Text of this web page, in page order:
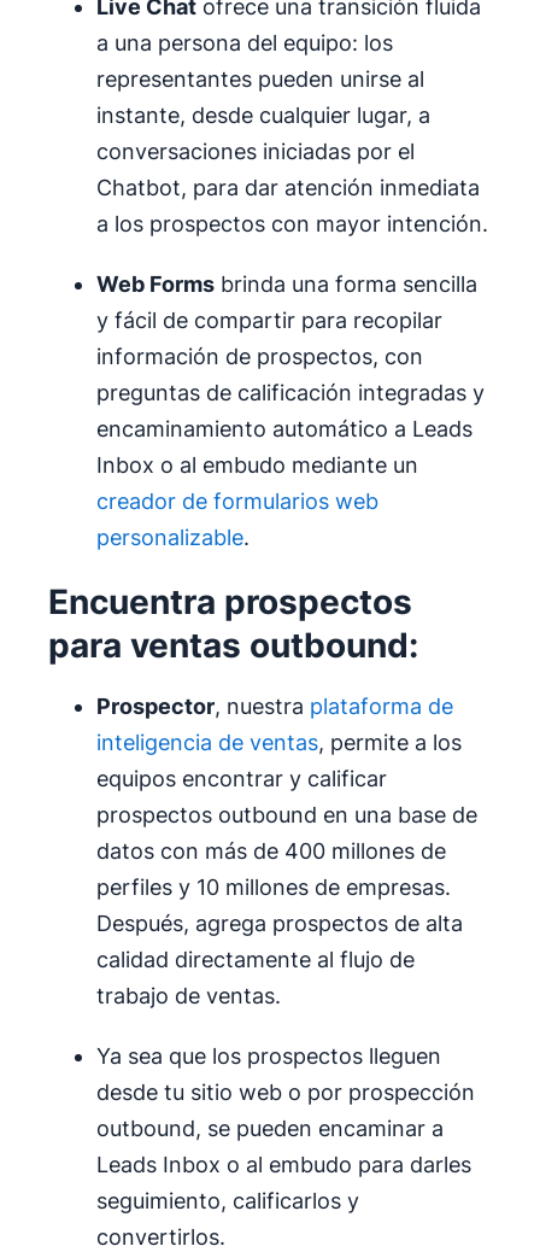
Live Chat ofrece una transición fluida
a una persona del equipo: los
representantes pueden unirse al
instante, desde cualquier lugar, a
conversaciones iniciadas por el
Chatbot, para dar atención inmediata
a los prospectos con mayor intención.
Web Forms brinda una forma sencilla
y fácil de compartir para recopilar
información de prospectos, con
preguntas de calificación integradas y
encaminamiento automático a Leads
Inbox o al embudo mediante un
creador de formularios web
personalizable.
Encuentra prospectos
para ventas outbound:
Prospector, nuestra plataforma de
inteligencia de ventas, permite a los
equipos encontrar y calificar
prospectos outbound en una base de
datos con más de 400 millones de
perfiles y 10 millones de empresas.
Después, agrega prospectos de alta
calidad directamente al flujo de
trabajo de ventas.
Ya sea que los prospectos lleguen
desde tu sitio web o por prospección
outbound, se pueden encaminar a
Leads Inbox o al embudo para darles
seguimiento, calificarlos y
convertirlos.